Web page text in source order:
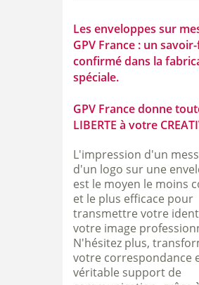
Les enveloppes sur
GPV France : un
confirmé dans la
spéciale.
GPV France donne
LIBERTE à votre
L'impression d'un
d'un logo sur une
est le moyen le moins
et le plus efficace pour
transmettre votre
votre image
N'hésitez plus,
votre correspondance
véritable support de